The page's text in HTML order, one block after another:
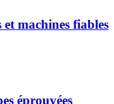
machines fiables
éprouvées